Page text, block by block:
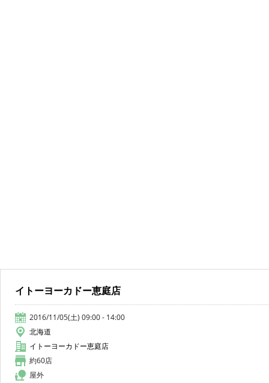
イトーヨーカドー恵庭店
2016/11/05(土) 09:00 - 14:00
北海道
イトーヨーカドー恵庭店
約60店
屋外